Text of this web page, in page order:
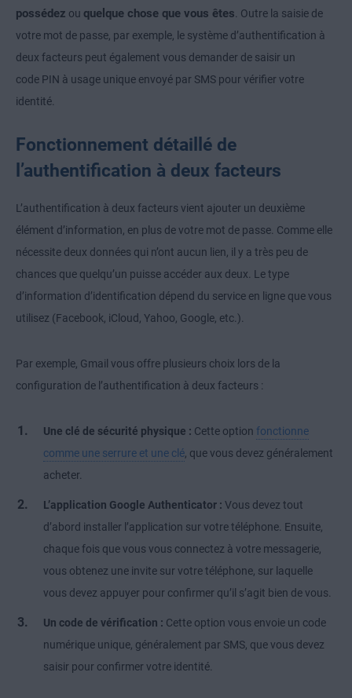
possédez ou quelque chose que vous êtes. Outre la saisie de
votre mot de passe, par exemple, le système d’authentification à
deux facteurs peut également vous demander de saisir un
code PIN à usage unique envoyé par SMS pour vérifier votre
identité.
Fonctionnement détaillé de
l’authentification à deux facteurs
L’authentification à deux facteurs vient ajouter un deuxième
élément d’information, en plus de votre mot de passe. Comme elle
nécessite deux données qui n’ont aucun lien, il y a très peu de
chances que quelqu’un puisse accéder aux deux. Le type
d’information d’identification dépend du service en ligne que vous
utilisez (Facebook, iCloud, Yahoo, Google, etc.).
Par exemple, Gmail vous offre plusieurs choix lors de la
configuration de l’authentification à deux facteurs :
Une clé de sécurité physique : Cette option fonctionne
comme une serrure et une clé, que vous devez généralement
acheter.
L’application Google Authenticator : Vous devez tout
d’abord installer l’application sur votre téléphone. Ensuite,
chaque fois que vous vous connectez à votre messagerie,
vous obtenez une invite sur votre téléphone, sur laquelle
vous devez appuyer pour confirmer qu’il s’agit bien de vous.
Un code de vérification : Cette option vous envoie un code
numérique unique, généralement par SMS, que vous devez
saisir pour confirmer votre identité.